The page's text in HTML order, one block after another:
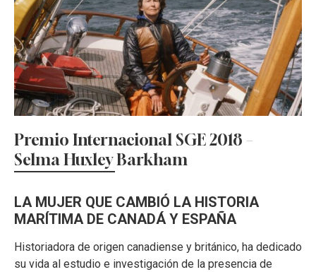
Premio Internacional SGE 2018 –
Selma Huxley Barkham
LA MUJER QUE CAMBIÓ LA HISTORIA
MARÍTIMA DE CANADÁ Y ESPAÑA
Historiadora de origen canadiense y británico, ha dedicado
su vida al estudio e investigación de la presencia de